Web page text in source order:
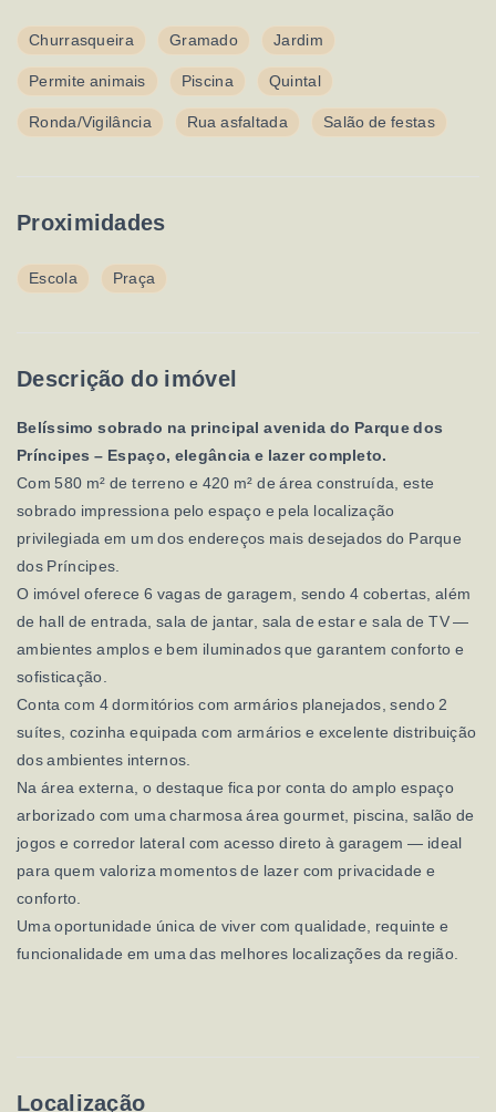
Churrasqueira Gramado Jardim
Permite animais Piscina Quintal
Ronda/Vigilância Rua asfaltada Salão de festas
Proximidades
Escola Praça
Descrição do imóvel
Belíssimo sobrado na principal avenida do Parque dos
Príncipes – Espaço, elegância e lazer completo.
Com 580 m² de terreno e 420 m² de área construída, este
sobrado impressiona pelo espaço e pela localização
privilegiada em um dos endereços mais desejados do Parque
dos Príncipes.
O imóvel oferece 6 vagas de garagem, sendo 4 cobertas, além
de hall de entrada, sala de jantar, sala de estar e sala de TV —
ambientes amplos e bem iluminados que garantem conforto e
sofisticação.
Conta com 4 dormitórios com armários planejados, sendo 2
suítes, cozinha equipada com armários e excelente distribuição
dos ambientes internos.
Na área externa, o destaque fica por conta do amplo espaço
arborizado com uma charmosa área gourmet, piscina, salão de
jogos e corredor lateral com acesso direto à garagem — ideal
para quem valoriza momentos de lazer com privacidade e
conforto.
Uma oportunidade única de viver com qualidade, requinte e
funcionalidade em uma das melhores localizações da região.
Localização